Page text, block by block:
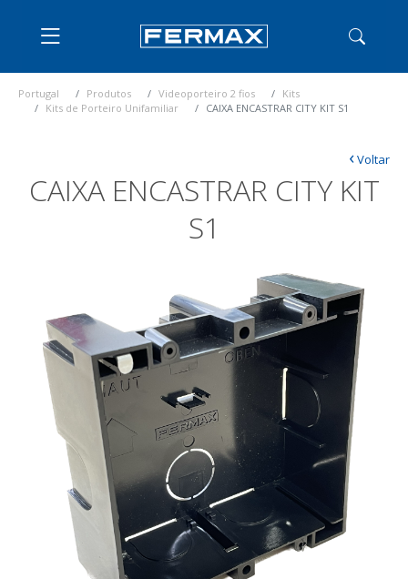
Portugal Produtos Videoporteiro 2 fios
Kits
Kits de Porteiro Unifamiliar
CAIXA ENCASTRAR CITY KIT S1
CAIXA ENCASTRAR CITY KIT
S1
‹Voltar